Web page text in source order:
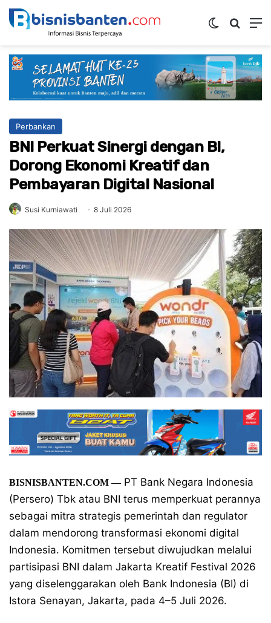
Switch skin
Perbankan
BNI Perkuat Sinergi dengan BI,
Dorong Ekonomi Kreatif dan
Pembayaran Digital Nasional
Susi Kurniawati 8 Juli 2026
BISNISBANTEN.COM—PT Bank Negara Indonesia
(Persero) Tbk atau BNI terus memperkuat perannya
sebagai mitra strategis pemerintah dan regulator
dalam mendorong transformasi ekonomi digital
Indonesia. Komitmen tersebut diwujudkan melalui
partisipasi BNI dalam Jakarta Kreatif Festival 2026
yang diselenggarakan oleh Bank Indonesia (BI) di
Istora Senayan, Jakarta, pada 4–5 Juli 2026.